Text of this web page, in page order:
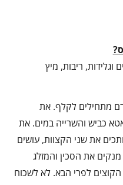
ריבות, מיץ
מתחילים לקלף. את
כביש והשרייה במים. את
את שני הקצוות, עושים
את הסכין והמזלג
לפרי הבא. לא לשכוח